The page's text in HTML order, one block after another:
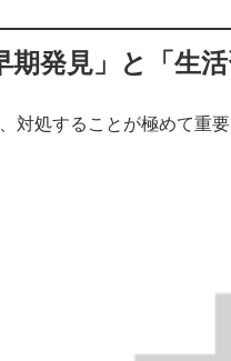
発見」と「生活
対処することが極めて重要